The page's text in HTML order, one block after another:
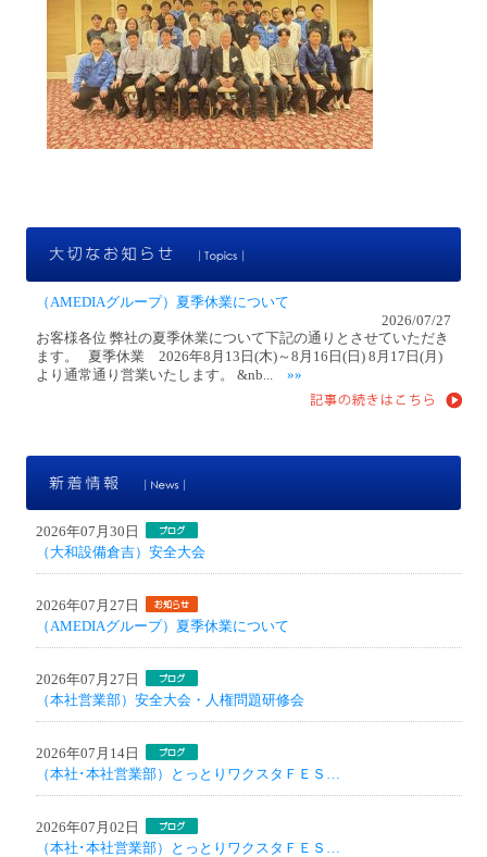
（AMEDIAグループ）夏季休業について
2026/07/27
お客様各位 弊社の夏季休業について下記の通りとさせていただき
ます。 夏季休業 2026年8月13日(木)～8月16日(日) 8月17日(月)
より通常通り営業いたします。 &nb...»»
2026年07月30日
（大和設備倉吉）安全大会
2026年07月27日
（AMEDIAグループ）夏季休業について
2026年07月27日
（本社営業部）安全大会・人権問題研修会
2026年07月14日
（本社･本社営業部）とっとりワクスタＦＥＳ…
2026年07月02日
（本社･本社営業部）とっとりワクスタＦＥＳ…